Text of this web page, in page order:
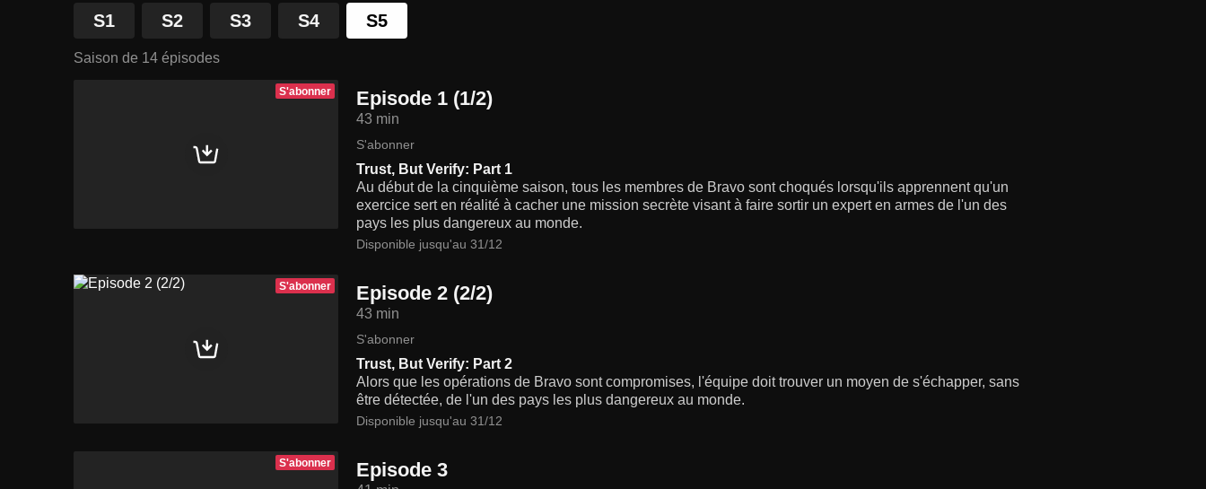
S1 S2 S3 S4 S5
Saison de 14 épisodes
S'abonner Episode 1 (1/2)
43 min
S'abonner
Trust, But Verify: Part 1
Au début de la cinquième saison, tous les membres de Bravo sont choqués lorsqu'ils apprennent qu'un
exercice sert en réalité à cacher une mission secrète visant à faire sortir un expert en armes de l'un des
pays les plus dangereux au monde.
Disponible jusqu'au 31/12
S'abonner Episode 2 (2/2)
43 min
S'abonner
Trust, But Verify: Part 2
Alors que les opérations de Bravo sont compromises, l'équipe doit trouver un moyen de s'échapper, sans
être détectée, de l'un des pays les plus dangereux au monde.
Disponible jusqu'au 31/12
S'abonner Episode 3